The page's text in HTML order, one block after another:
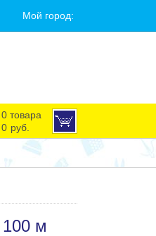
Мой город:
0 товара
0 руб.
м